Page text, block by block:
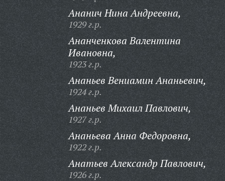
Ананич Нина Андреевна,
1929 г.р.
Ананченкова Валентина
Ивановна,
1923 г.р.
Ананьев Вениамин Ананьевич,
1924 г.р.
Ананьев Михаил Павлович,
1927 г.р.
Ананьева Анна Федоровна,
1922 г.р.
Анатьев Александр Павлович,
1926 г.р.